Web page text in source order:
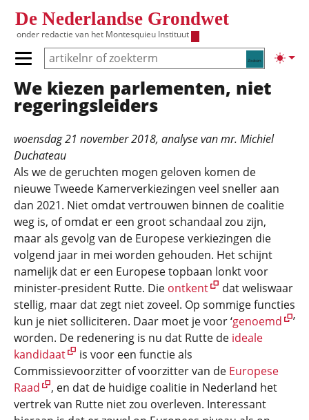
De Nederlandse Grondwet
onder redactie van het Montesquieu Instituut
Zoeken
Primair menu tonen/verbergen
Hoofdnavigatie
We kiezen parlementen, niet
regeringsleiders
woensdag 21 november 2018, analyse vanmr. Michiel
Duchateau
Als we de geruchten mogen geloven komen de
nieuwe Tweede Kamerverkiezingen veel sneller aan
dan 2021. Niet omdat vertrouwen binnen de coalitie
weg is, of omdat er een groot schandaal zou zijn,
maar als gevolg van de Europese verkiezingen die
volgend jaar in mei worden gehouden. Het schijnt
namelijk dat er een Europese topbaan lonkt voor
minister-president Rutte. Die ontkent
dat weliswaar
stellig, maar dat zegt niet zoveel. Op sommige functies
kun je niet solliciteren. Daar moet je voor ‘genoemd
’
worden. De redenering is nu dat Rutte de ideale
kandidaat
is voor een functie als
Commissievoorzitter of voorzitter van de Europese
Raad
, en dat de huidige coalitie in Nederland het
vertrek van Rutte niet zou overleven. Interessant